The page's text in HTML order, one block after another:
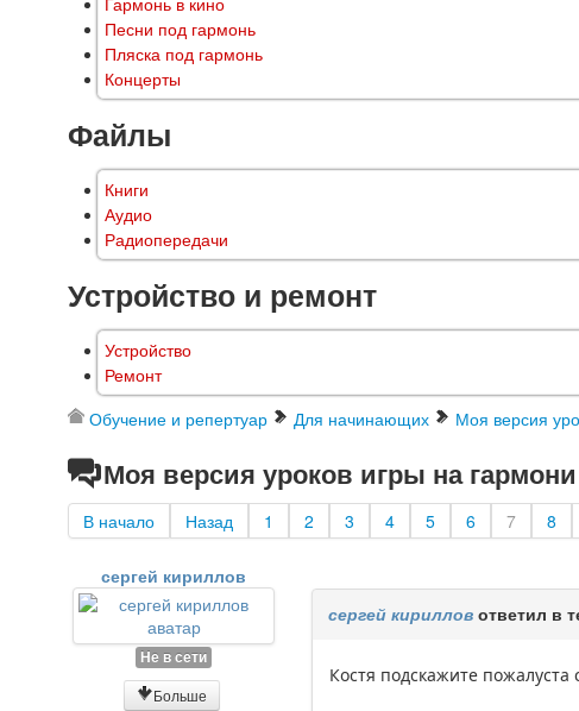
Гармонь в кино
Песни под гармонь
Пляска под гармонь
Концерты
Файлы
Книги
Аудио
Радиопередачи
Устройство и ремонт
Устройство
Ремонт
Обучение и репертуар Для начинающих Моя версия
Моя версия уроков игры на
В начало Назад 1 2 3 4 5 6 7 8
сергей кириллов
Не в сети
Больше
сергей кириллов ответил в
Костя подскажите